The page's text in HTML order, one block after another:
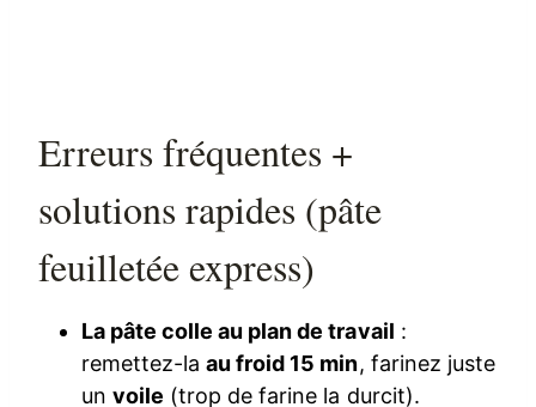
Erreurs fréquentes +
solutions rapides (pâte
feuilletée express)
La pâte colle au plan de travail :
remettez-laau froid 15 min, farinez juste
unvoile (trop de farine la durcit).